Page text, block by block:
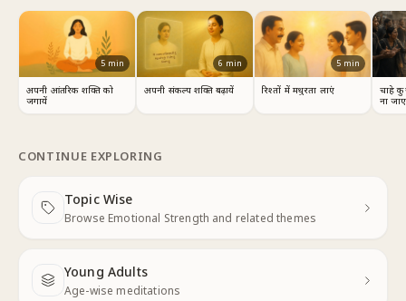
5 min
अपनी आंतरिक शक्ति को
जगायें
6 min
अपनी संकल्प शक्ति बढ़ायें
5 min
रिश्तों में मधुरता लाएं
चाहे
ना जाए
CONTINUE EXPLORING
Topic Wise
Browse Emotional Strength and related themes
Next
Young Adults
Age-wise meditations
Next